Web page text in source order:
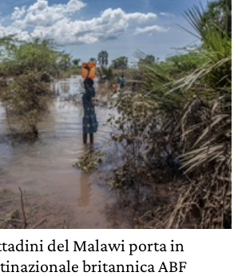
del Malawi porta in
britannica ABF